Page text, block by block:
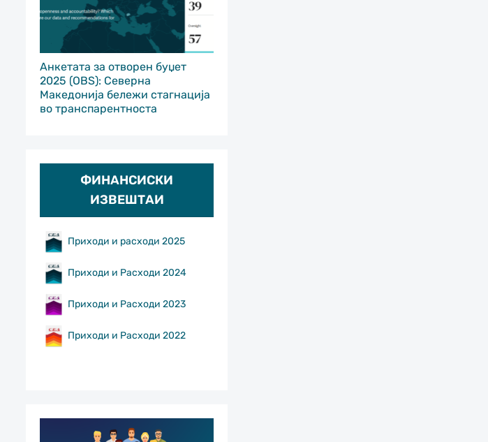
Анкетата за отворен буџет
2025 (OBS): Северна
Македонија бележи стагнација
во транспарентноста
ФИНАНСИСКИ
ИЗВЕШТАИ
Приходи и расходи 2025
Приходи и Расходи 2024
Приходи и Расходи 2023
Приходи и Расходи 2022